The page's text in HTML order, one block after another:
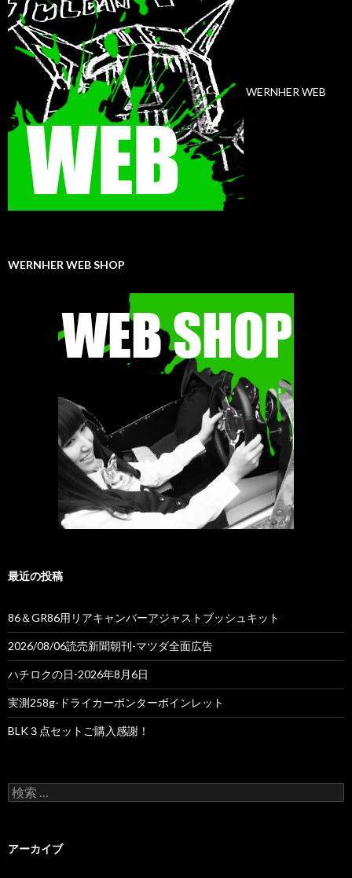
WERNHER WEB
WERNHER WEB SHOP
最近の投稿
86＆GR86用リアキャンバーアジャストブッシュキット
2026/08/06読売新聞朝刊-マツダ全面広告
ハチロクの日-2026年8月6日
実測258g-ドライカーボンターボインレット
BLK３点セットご購入感謝！
検
索
アーカイブ